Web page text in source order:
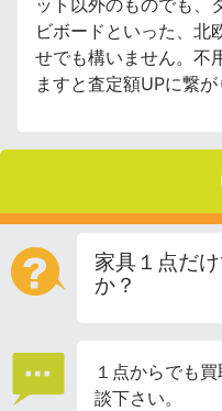
ット以外のものでも、
ビボードといった、北
せでも構いません。不
ますと査定額UPに繋が
家具１点だ
か？
１点からでも
談下さい。